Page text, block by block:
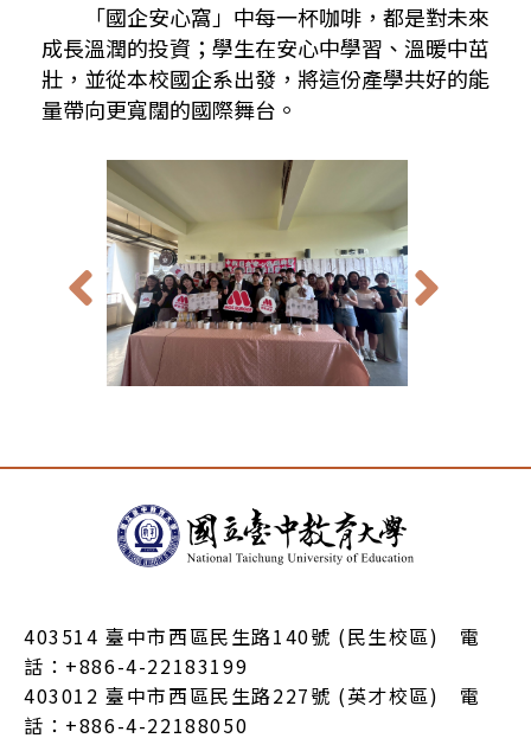
「國企安心窩」中每一杯咖啡，都是對未來
成長溫潤的投資；學生在安心中學習、溫暖中茁
壯，並從本校國企系出發，將這份產學共好的能
量帶向更寬闊的國際舞台。
403514 臺中市西區民生路140號 (民生校區) 電
話：+886-4-22183199
403012 臺中市西區民生路227號 (英才校區) 電
話：+886-4-22188050